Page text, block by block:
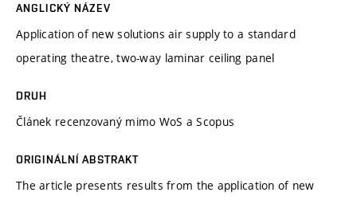
ANGLICKÝ NÁZEV
Application of new solutions air supply to a standard
operating theatre, two-way laminar ceiling panel
DRUH
Článek recenzovaný mimo WoS a Scopus
ORIGINÁLNÍ ABSTRAKT
The article presents results from the application of new